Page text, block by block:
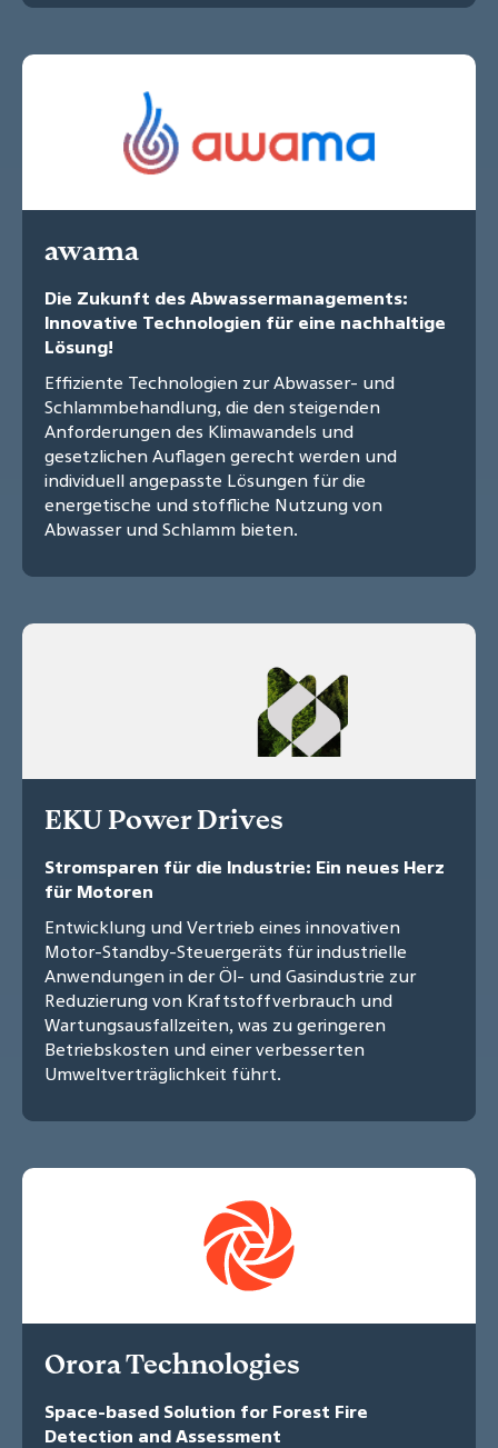
awama
Die Zukunft des Abwassermanagements:
Innovative Technologien für eine nachhaltige
Lösung!
Effiziente Technologien zur Abwasser- und
Schlammbehandlung, die den steigenden
Anforderungen des Klimawandels und
gesetzlichen Auflagen gerecht werden und
individuell angepasste Lösungen für die
energetische und stoffliche Nutzung von
Abwasser und Schlamm bieten.
EKU Power Drives
Stromsparen für die Industrie: Ein neues Herz
für Motoren
Entwicklung und Vertrieb eines innovativen
Motor-Standby-Steuergeräts für industrielle
Anwendungen in der Öl- und Gasindustrie zur
Reduzierung von Kraftstoffverbrauch und
Wartungsausfallzeiten, was zu geringeren
Betriebskosten und einer verbesserten
Umweltverträglichkeit führt.
Orora Technologies
Space-based Solution for Forest Fire
Detection and Assessment